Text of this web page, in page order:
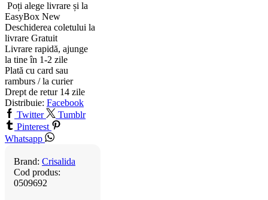
Poți alege livrare și la
EasyBox New
Deschiderea coletului la
livrare Gratuit
Livrare rapidă, ajunge
la tine în 1-2 zile
Plată cu card sau
ramburs / la curier
Drept de retur 14 zile
Distribuie: Facebook
Twitter
Tumblr
Pinterest
Whatsapp
Brand: Crisalida
Cod produs:
0509692